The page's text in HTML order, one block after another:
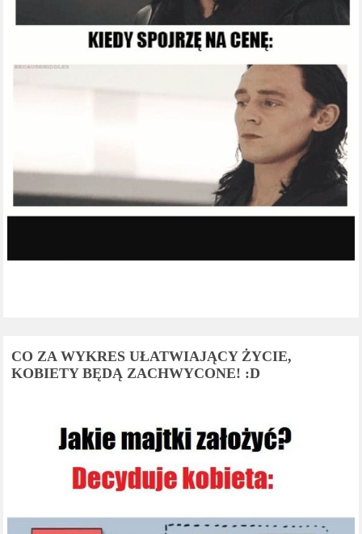
CO ZA WYKRES UŁATWIAJĄCY ŻYCIE,
KOBIETY BĘDĄ ZACHWYCONE! :D